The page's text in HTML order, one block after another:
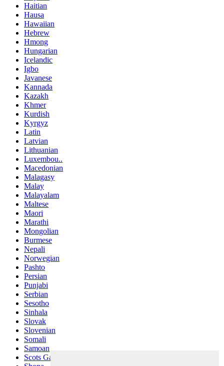
Haitian
Hausa
Hawaiian
Hebrew
Hmong
Hungarian
Icelandic
Igbo
Javanese
Kannada
Kazakh
Khmer
Kurdish
Kyrgyz
Latin
Latvian
Lithuanian
Luxembou..
Macedonian
Malagasy
Malay
Malayalam
Maltese
Maori
Marathi
Mongolian
Burmese
Nepali
Norwegian
Pashto
Persian
Punjabi
Serbian
Sesotho
Sinhala
Slovak
Slovenian
Somali
Samoan
Scots Gaelic